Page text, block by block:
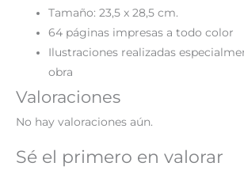
Tamaño: 23,5 x 28,5 cm.
64 páginas impresas a todo color
Ilustraciones realizadas
obra
Valoraciones
No hay valoraciones aún.
Sé el primero en valorar